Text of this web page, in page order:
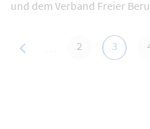
und dem Verband Freier
vorherige 2 3